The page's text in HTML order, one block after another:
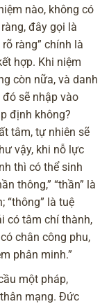
nào, không có
đây gọi là
ràng” chính là
hợp. Khi niệm
còn nữa, và danh
sẽ nhập vào
định không?
tâm, tự nhiên sẽ
vậy, khi nỗ lực
thì có thể sinh
thông,” “thần” là
“thông” là tuệ
có tâm chí thành,
chân công phu,
phân minh.”
một pháp,
mạng. Đức